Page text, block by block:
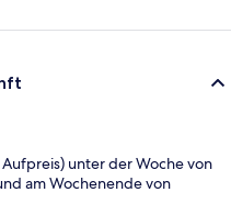
unter der Woche von
am Wochenende von